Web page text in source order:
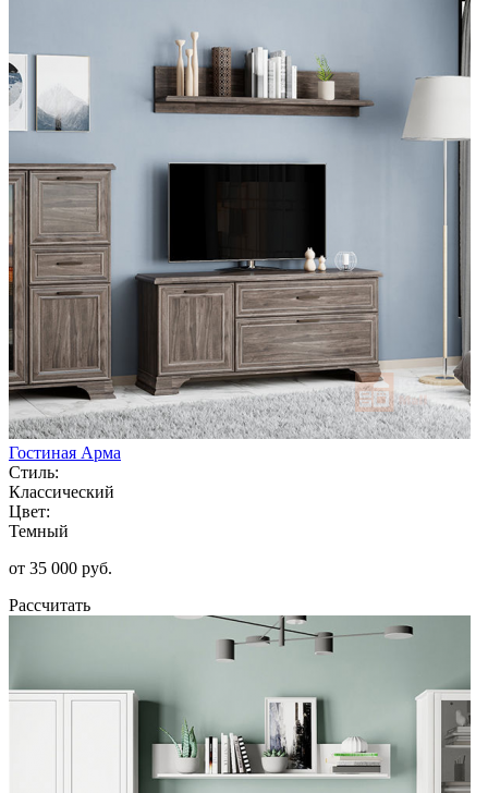
Гостиная Арма
Стиль:
Классический
Цвет:
Темный
от 35 000 руб.
Рассчитать